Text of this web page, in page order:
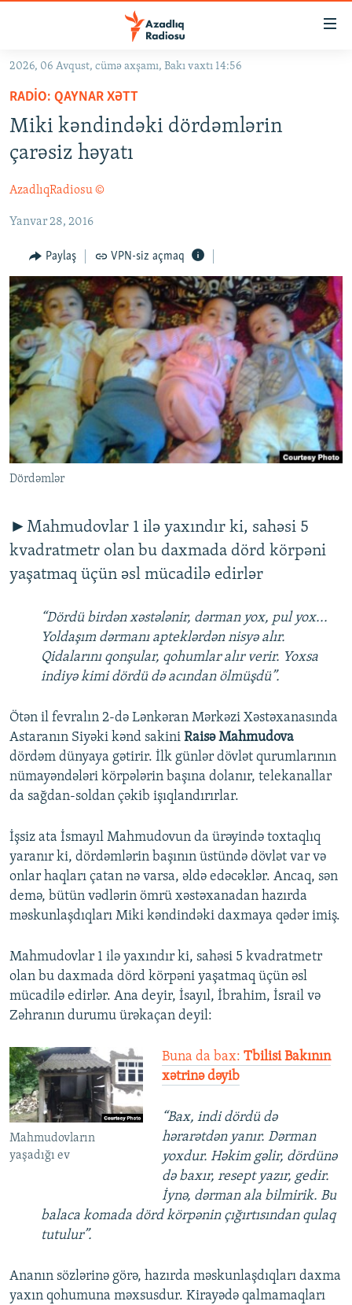
Əsas
qayıt
Əsas
naviqasiyaya
qayıt
Axtarışa
GÜNDƏM
#İZAHLA
KORRUPSIOMETR
#ƏSLINDƏ
FƏRQƏ BAX
QANUNI DOĞRU
ARAŞDIRMA
MULTIMEDIA
VIDEO
FOTOQALEREYA
İNFOQRAFIKA
KARIKATURA
RADIO ARXIV
OXU ZALI
AZƏRBAYCAN ƏDƏBIYYATI KITABXANASI
İSLAM VƏ DEMOKRATIYA
İZ - MƏDƏNIYYƏT PROQRAMI
HAQQIMIZDA
MISSIYAMIZ
PEŞƏ ETIKASI VƏ JURNALISTIKA STANDARTLARIMIZ
MATERIALLARIMIZDAN ISTIFADƏ
AZADLIQRADIOSU MOBIL TELEFONUNUZDA
BIZIMLƏ ƏLAQƏ
BIZI IZLƏ
RFE/RL-in bütün saytları
2026, 06 Avqust, cümə axşamı, Bakı vaxtı 14:56
RADIO: QAYNAR XƏTT
Miki kəndindəki dördəmlərin
çarəsiz həyatı
AzadlıqRadiosu ©
Yanvar 28, 2016
Paylaş VPN-siz açmaq
Dördəmlər
►Mahmudovlar 1 ilə yaxındır ki, sahəsi 5
kvadratmetr olan bu daxmada dörd körpəni
yaşatmaq üçün əsl mücadilə edirlər
“Dördü birdən xəstələnir, dərman yox, pul yox...
Yoldaşım dərmanı apteklərdən nisyə alır.
Qidalarını qonşular, qohumlar alır verir. Yoxsa
indiyə kimi dördü də acından ölmüşdü”.
Ötən il fevralın 2-də Lənkəran Mərkəzi Xəstəxanasında
Astaranın Siyəki kənd sakini Raisə Mahmudova
dördəm dünyaya gətirir. İlk günlər dövlət qurumlarının
nümayəndələri körpələrin başına dolanır, telekanallar
da sağdan-soldan çəkib işıqlandırırlar.
İşsiz ata İsmayıl Mahmudovun da ürəyində toxtaqlıq
yaranır ki, dördəmlərin başının üstündə dövlət var və
onlar haqları çatan nə varsa, əldə edəcəklər. Ancaq, sən
demə, bütün vədlərin ömrü xəstəxanadan hazırda
məskunlaşdıqları Miki kəndindəki daxmaya qədər imiş.
Mahmudovlar 1 ilə yaxındır ki, sahəsi 5 kvadratmetr
olan bu daxmada dörd körpəni yaşatmaq üçün əsl
mücadilə edirlər. Ana deyir, İsayıl, İbrahim, İsrail və
Zəhranın durumu ürəkaçan deyil:
Mahmudovların
yaşadığı ev
Buna da bax: Tbilisi Bakının
xətrinə dəyib
“Bax, indi dördü də
hərarətdən yanır. Dərman
yoxdur. Həkim gəlir, dördünə
də baxır, resept yazır, gedir.
İynə, dərman ala bilmirik. Bu
balaca komada dörd körpənin çığırtısından qulaq
tutulur”.
Ananın sözlərinə görə, hazırda məskunlaşdıqları daxma
yaxın qohumuna məxsusdur. Kirayədə qalmamaqları